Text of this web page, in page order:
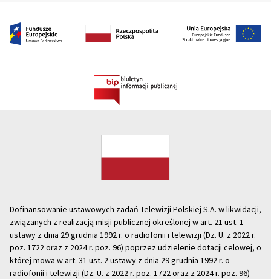
Dofinansowanie ustawowych zadań Telewizji Polskiej S.A. w likwidacji,
związanych z realizacją misji publicznej określonej w art. 21 ust. 1
ustawy z dnia 29 grudnia 1992 r. o radiofonii i telewizji (Dz. U. z 2022 r.
poz. 1722 oraz z 2024 r. poz. 96) poprzez udzielenie dotacji celowej, o
której mowa w art. 31 ust. 2 ustawy z dnia 29 grudnia 1992 r. o
radiofonii i telewizji (Dz. U. z 2022 r. poz. 1722 oraz z 2024 r. poz. 96)